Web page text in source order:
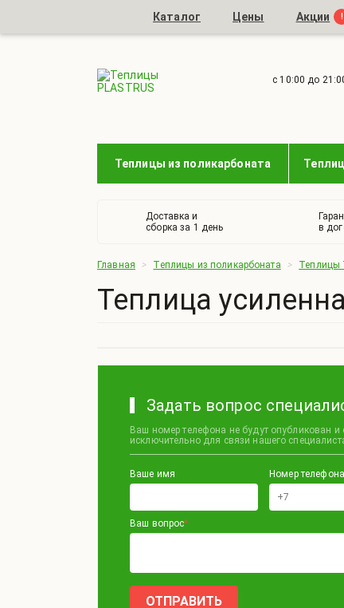
Каталог Цены Акции
с 10:00 до
Теплицы из поликарбоната
Доставка и
сборка за 1 день
в
Главная > Теплицы из поликарбоната > Теплицы
Теплица
Задать вопрос
Ваш номер телефона не будут опубликован и
исключительно для связи нашего
Ваше имя Номер телефона
Ваш вопрос*